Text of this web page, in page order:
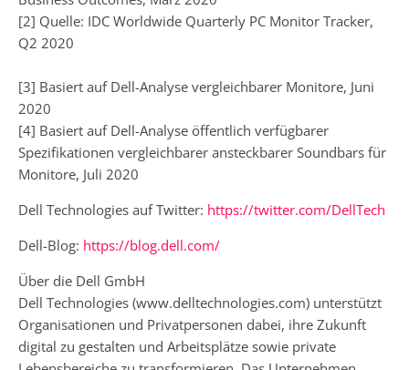
[2] Quelle: IDC Worldwide Quarterly PC Monitor Tracker,
Q2 2020
[3] Basiert auf Dell-Analyse vergleichbarer Monitore, Juni
2020
[4] Basiert auf Dell-Analyse öffentlich verfügbarer
Spezifikationen vergleichbarer ansteckbarer Soundbars für
Monitore, Juli 2020
Dell Technologies auf Twitter: https://twitter.com/DellTech
Dell-Blog: https://blog.dell.com/
Über die Dell GmbH
Dell Technologies (www.delltechnologies.com) unterstützt
Organisationen und Privatpersonen dabei, ihre Zukunft
digital zu gestalten und Arbeitsplätze sowie private